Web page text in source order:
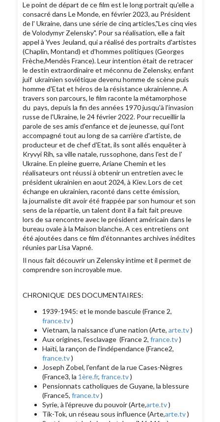
Le point de départ de ce film est le long portrait qu'elle a
consacré dans Le Monde, en février 2023, au Président
de l' Ukraine, dans une série de cinq articles,"Les cinq vies
de Volodymyr Zelensky". Pour sa réalisation, elle a fait
appel à Yves Jeuland, qui a réalisé des portraits d'artistes
(Chaplin, Montand) et d'hommes politiques (Georges
Frèche,Mendès France). Leur intention était de retracer
le destin extraordinaire et méconnu de Zelensky, enfant
juif ukrainien soviétique devenu homme de scène puis
homme d'Etat et héros de la résistance ukrainienne. A
travers son parcours, le film raconte la métamorphose
du pays, depuis la fin des années 1970 jusqu'à l'invasion
russe de l'Ukraine, le 24 février 2022. Pour recueillir la
parole de ses amis d'enfance et de jeunesse, qui l'ont
accompagné tout au long de sa carrière d'artiste, de
producteur et de chef d'Etat, ils sont allés enquêter à
Kryvyi Rih, sa ville natale, russophone, dans l'est de l'
Ukraine. En pleine guerre, Ariane Chemin et les
réalisateurs ont réussi à obtenir un entretien avec le
président ukrainien en aout 2024, à Kiev. Lors de cet
échange en ukrainien, raconté dans cette émission,
la journaliste dit avoir été frappée par son humour et son
sens de la répartie, un talent dont il a fait fait preuve
lors de sa rencontre avec le président américain dans le
bureau ovale à la Maison blanche. A ces entretiens ont
été ajoutées dans ce film d'étonnantes archives inédites
réunies par Lisa Vapné.
Il nous fait découvrir un Zelensky intime et il permet de
comprendre son incroyable mue.
CHRONIQUE DES DOCUMENTAIRES:
1939-1945: et le monde bascule (France 2,
france.tv)
Vietnam, la naissance d'une nation (Arte,arte.tv)
Aux origines, l'esclavage (France 2,france.tv)
Haïti, la rançon de l'indépendance (France2,
france.tv)
Joseph Zobel, l'enfant de la rue Cases-Nègres
(France3, la 1ère.fr,france.tv)
Pensionnats catholiques de Guyane, la blessure
(France5,france.tv)
Syrie, à l'épreuve du pouvoir (Arte,arte.tv)
Tik-Tok, un réseau sous influence (Arte,arte.tv)